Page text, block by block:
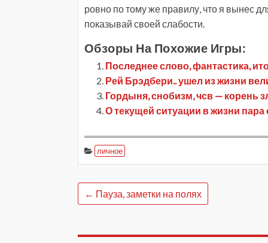
ровно по тому же правилу, что я вынес
показывай своей слабости.
Обзоры На Похожие Игры:
Последнее слово, фантастика,
Рей Брэдбери.. ушел из жизни
Гордыня, снобизм, чсв — корень
О текущей ситуации в жизни пара
личное
← Пауза, заметки на полях